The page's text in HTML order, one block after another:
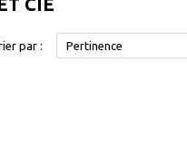
par : Pertinence